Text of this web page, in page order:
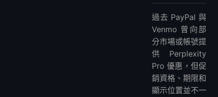
過去 PayPal 與
Venmo 曾向部
分市場或帳號提
供 Perplexity
Pro 優惠，但促
銷資格、期限和
顯示位置並不一